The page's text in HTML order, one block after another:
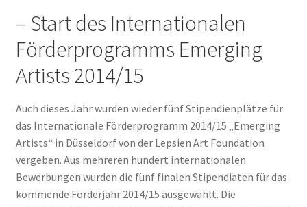
Geschenke
%Angebote%
– Start des Internationalen
Förderprogramms Emerging
Artists 2014/15
Auch dieses Jahr wurden wieder fünf Stipendienplätze für
das Internationale Förderprogramm 2014/15 „Emerging
Artists“ in Düsseldorf von der Lepsien Art Foundation
vergeben. Aus mehreren hundert internationalen
Bewerbungen wurden die fünf finalen Stipendiaten für das
kommende Förderjahr 2014/15 ausgewählt. Die